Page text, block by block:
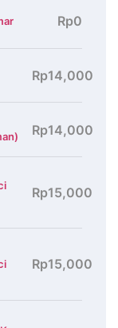
Rp0
Rp14,000
Rp14,000
Rp15,000
Rp15,000